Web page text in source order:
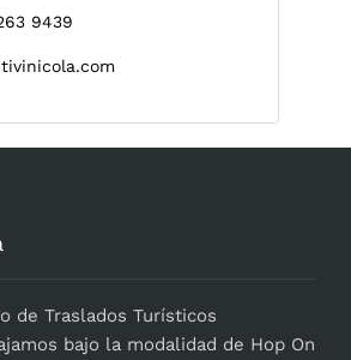
9439
de Traslados Turísticos
bajo la modalidad de Hop On